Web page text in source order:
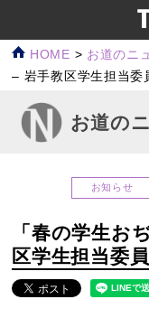
HOME > お道のニ
– 岩手教区学生担当委
お道の
お知らせ
「春の学生お
区学生担当委